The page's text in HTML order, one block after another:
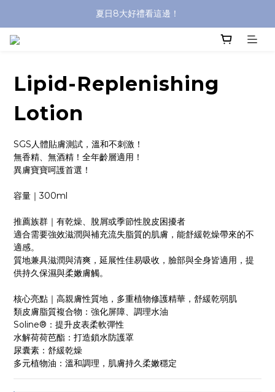
沐浴油單品限時9折！
夏日8大好禮看這邊！
Lipid-Replenishing
Lotion
SGS人體貼膚測試，溫和不刺激！
無香精、無酒精！全年齡層適用！
異膚寶寶呵護首選！
容量｜300ml
推薦族群｜有乾燥、脫屑或季節性脫皮困擾者
適合需要強效滋潤與補充流失脂質的肌膚，能舒緩乾燥帶來的不
適感。
質地兼具滋潤與清爽，延展性佳易吸收，臉部與全身皆適用，提
供持久保濕與柔嫩膚觸。
核心亮點｜高親膚性質地，多重植物修護精華，舒緩乾弱肌
類皮膚脂質複合物：強化屏障、調理水油
Soline®：提升皮表柔軟彈性
水解荷荷芭酯：打造鎖水防護罩
尿囊素：舒緩乾燥
多元植物油：溫和調理，肌膚持久柔嫩穩定